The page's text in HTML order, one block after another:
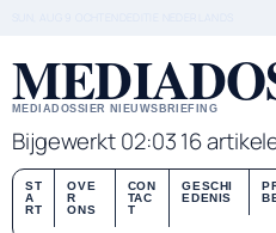
MEDIADOSSIER NIEUWSBRIEFING
Bijgewerkt 02:0316
ST
A
RT
OVE
R
ONS
CON
TAC
T
GESCHI
EDENIS